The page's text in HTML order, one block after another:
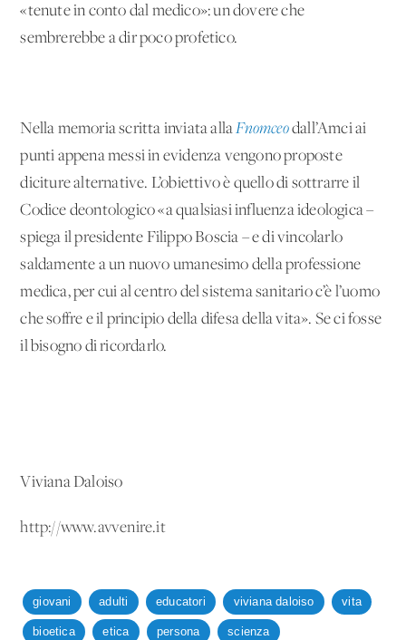
«tenute in conto dal medico»: un dovere che
sembrerebbe a dir poco profetico.
Nella memoria scritta inviata allaFnomceodall’Amci ai
punti appena messi in evidenza vengono proposte
diciture alternative. L’obiettivo è quello di sottrarre il
Codice deontologico «a qualsiasi influenza ideologica –
spiega il presidente Filippo Boscia – e di vincolarlo
saldamente a un nuovo umanesimo della professione
medica, per cui al centro del sistema sanitario c’è l’uomo
che soffre e il principio della difesa della vita». Se ci fosse
il bisogno di ricordarlo.
Viviana Daloiso
http://www.avvenire.it
giovani adulti educatori viviana daloiso vita
bioetica etica persona scienza